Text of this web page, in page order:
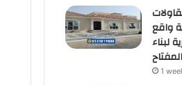
واقع
1